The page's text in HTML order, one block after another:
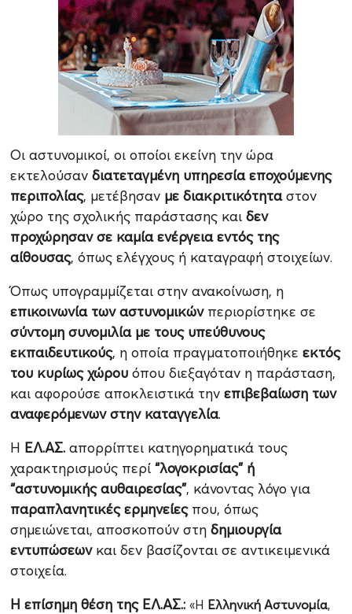
Οι αστυνομικοί, οι οποίοι εκείνη την ώρα
εκτελούσαν διατεταγμένη υπηρεσία εποχούμενης
περιπολίας, μετέβησαν με διακριτικότηταστον
χώρο της σχολικής παράστασης και δεν
προχώρησαν σε καμία ενέργεια εντός της
αίθουσας, όπως ελέγχους ή καταγραφή στοιχείων.
Όπως υπογραμμίζεται στην ανακοίνωση, η
επικοινωνία των αστυνομικώνπεριορίστηκε σε
σύντομη συνομιλία με τους υπεύθυνους
εκπαιδευτικούς, η οποία πραγματοποιήθηκε εκτός
του κυρίως χώρουόπου διεξαγόταν η παράσταση,
και αφορούσε αποκλειστικά την επιβεβαίωση των
αναφερόμενων στην καταγγελία.
Η ΕΛ.ΑΣ.απορρίπτει κατηγορηματικά τους
χαρακτηρισμούς περί “λογοκρισίας” ή
“αστυνομικής αυθαιρεσίας”, κάνοντας λόγο για
παραπλανητικές ερμηνείεςπου, όπως
σημειώνεται, αποσκοπούν στη δημιουργία
εντυπώσεωνκαι δεν βασίζονται σε αντικειμενικά
στοιχεία.
Η επίσημη θέση της ΕΛ.ΑΣ.: «Η Ελληνική Αστυνομία,